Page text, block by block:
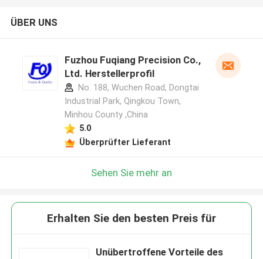
ÜBER UNS
Fuzhou Fuqiang Precision Co.,
Ltd. Herstellerprofil
No. 188, Wuchen Road, Dongtai
Industrial Park, Qingkou Town,
Minhou County ,China
5.0
Überprüfter Lieferant
Sehen Sie mehr an
Erhalten Sie den besten Preis für
Unübertroffene Vorteile des